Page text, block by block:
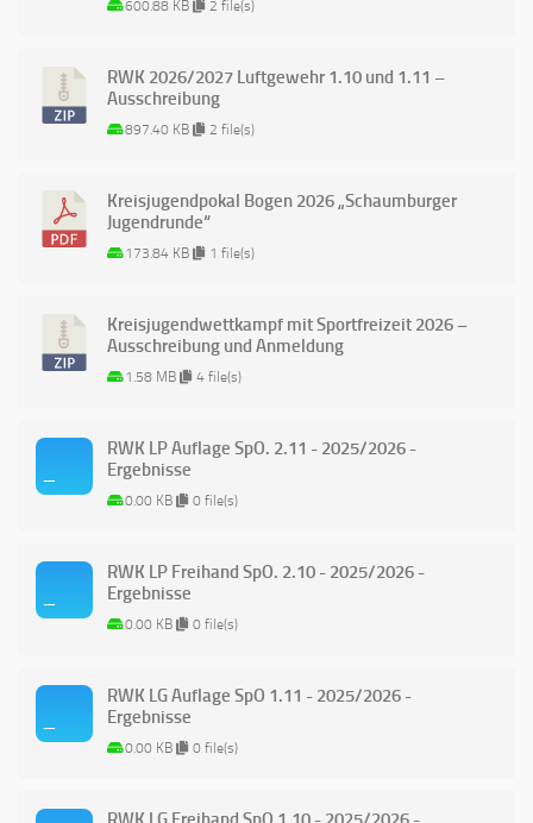
600.88 KB 2 file(s)
RWK 2026/2027 Luftgewehr 1.10 und 1.11 –
Ausschreibung
897.40 KB 2 file(s)
Kreisjugendpokal Bogen 2026 „Schaumburger
Jugendrunde“
173.84 KB 1 file(s)
Kreisjugendwettkampf mit Sportfreizeit 2026 –
Ausschreibung und Anmeldung
1.58 MB 4 file(s)
RWK LP Auflage SpO. 2.11 - 2025/2026 -
Ergebnisse
0.00 KB 0 file(s)
RWK LP Freihand SpO. 2.10 - 2025/2026 -
Ergebnisse
0.00 KB 0 file(s)
RWK LG Auflage SpO 1.11 - 2025/2026 -
Ergebnisse
0.00 KB 0 file(s)